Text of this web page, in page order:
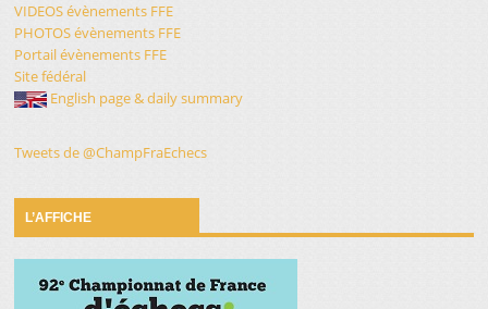
VIDEOS évènements FFE
PHOTOS évènements FFE
Portail évènements FFE
Site fédéral
English page & daily summary
Tweets de @ChampFraEchecs
L’AFFICHE